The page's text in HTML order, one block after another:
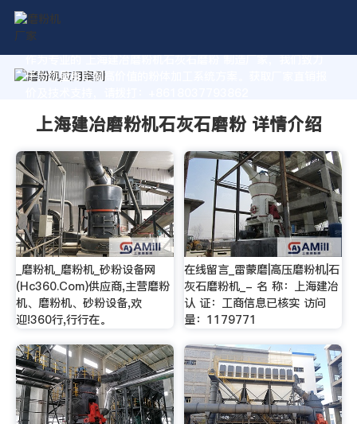
作为专业的 上海建冶磨粉机石灰石磨粉 制造厂家，我们致力
于为您量身定制高价值的粉体加工系统方案。获取厂家直销报
上海建冶磨粉机石灰石磨粉 详情介绍
_磨粉机_磨粉机_砂粉设备网
(Hc360.Com)供应商,主营磨粉
机、磨粉机、砂粉设备,欢
迎!360行,行行在。
在线留言_雷蒙磨|高压磨粉机|石
灰石磨粉机_- 名 称：上海建冶
认 证：工商信息已核实 访问
量：1179771